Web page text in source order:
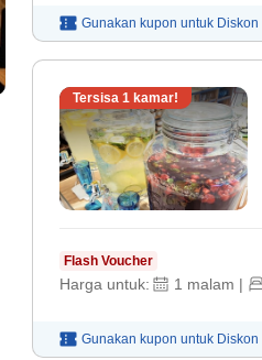
Gunakan kupon untuk Diskon
Tersisa 1 kamar!
Flash Voucher
Harga untuk: 1 malam |
Gunakan kupon untuk Diskon